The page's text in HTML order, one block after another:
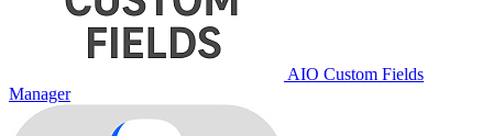
AIO Custom Fields
Manager